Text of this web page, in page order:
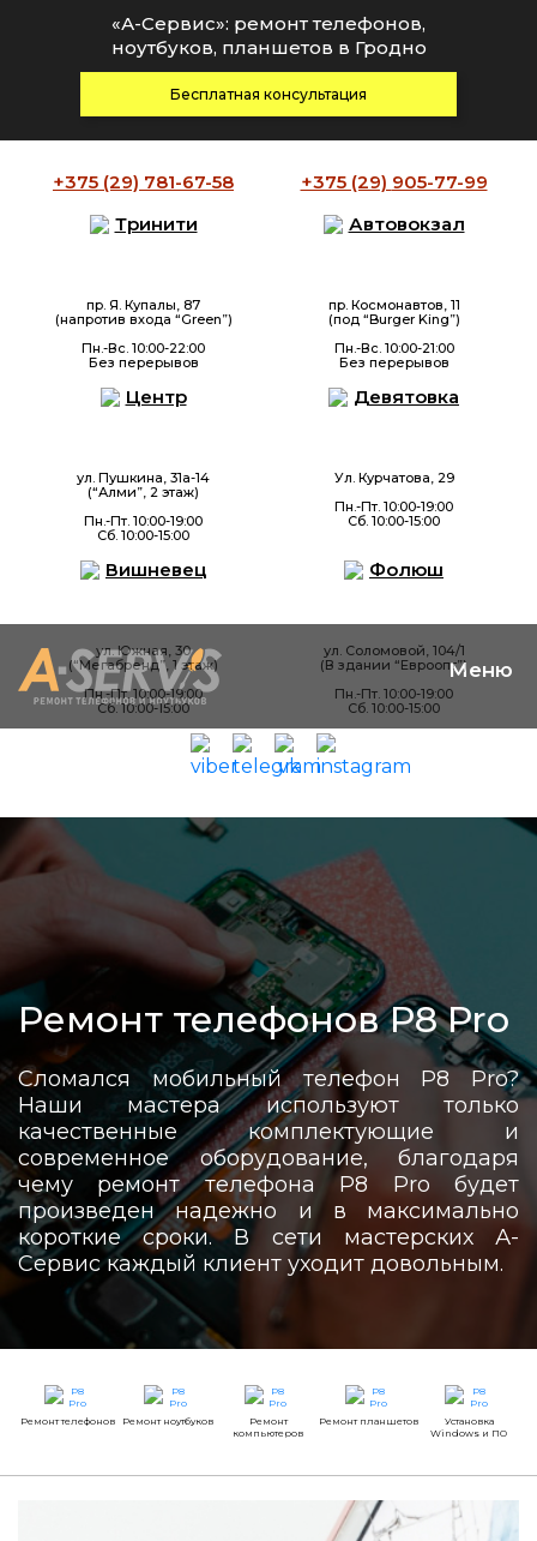
+375 (29) 781-67-58 +375 (29) 905-77-99
Тринити
пр. Я. Купалы, 87
(напротив входа “Green”)
Пн.-Вс. 10:00-22:00
Без перерывов
Автовокзал
пр. Космонавтов, 11
(под “Burger King”)
Пн.-Вс. 10:00-21:00
Без перерывов
Центр
ул. Пушкина, 31а-14
(“Алми”, 2 этаж)
Пн.-Пт. 10:00-19:00
Сб. 10:00-15:00
Девятовка
Ул. Курчатова, 29
Пн.-Пт. 10:00-19:00
Сб. 10:00-15:00
Вишневец
ул. Южная, 30
(“Мегабренд”, 1 этаж)
Пн.-Пт. 10:00-19:00
Сб. 10:00-15:00
Фолюш
ул. Соломовой, 104/1
(В здании “Евроопт”)
Пн.-Пт. 10:00-19:00
Сб. 10:00-15:00
«А-Сервис»: ремонт телефонов,
ноутбуков, планшетов в Гродно
Бесплатная консультация
Ремонт телефонов P8 Pro
Сломался мобильный телефон P8 Pro?
Наши мастера используют только
качественные комплектующие и
современное оборудование, благодаря
чему ремонт телефона P8 Pro будет
произведен надежно и в максимально
короткие сроки. В сети мастерских А-
Сервис каждый клиент уходит довольным.
Ремонт телефонов Ремонт ноутбуков
Ремонт
компьютеров
Ремонт планшетов
Установка
Windows и ПО